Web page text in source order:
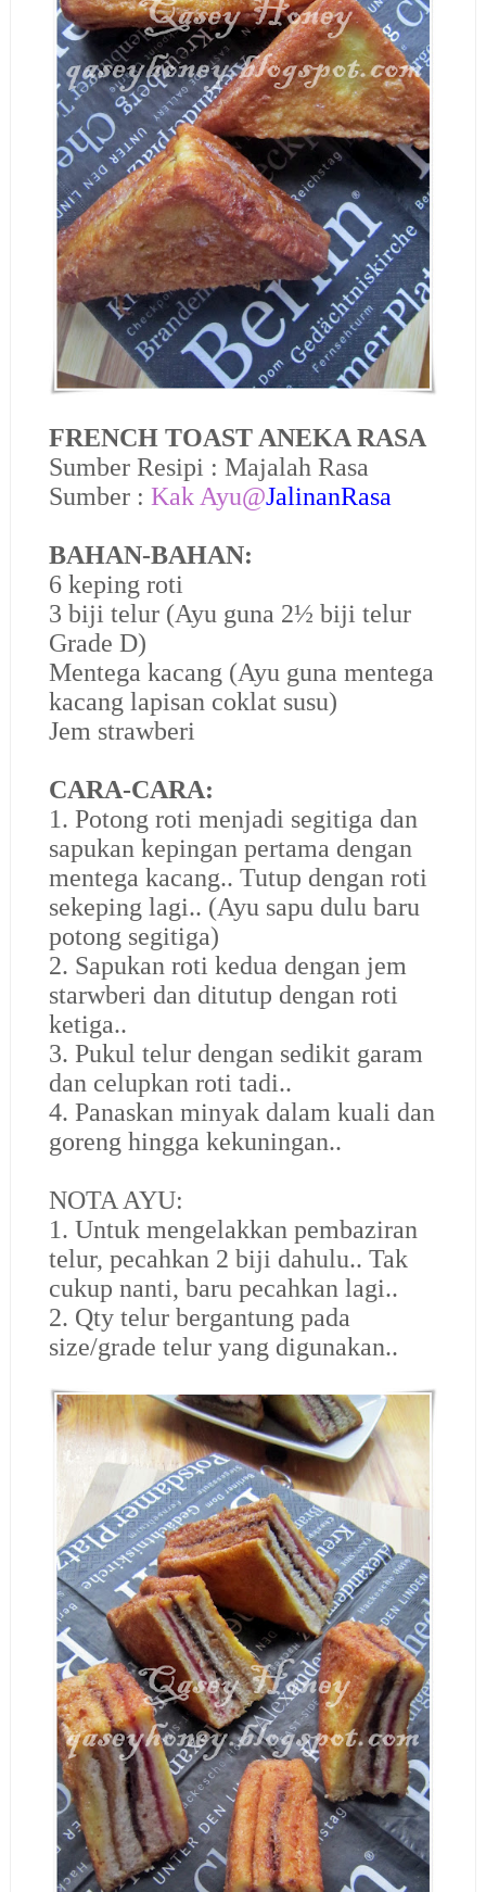
FRENCH TOAST ANEKA RASA
Sumber Resipi : Majalah Rasa
Sumber : Kak Ayu@JalinanRasa
BAHAN-BAHAN:
6 keping roti
3 biji telur (Ayu guna 2½ biji telur
Grade D)
Mentega kacang (Ayu guna mentega
kacang lapisan coklat susu)
Jem strawberi
CARA-CARA:
1. Potong roti menjadi segitiga dan
sapukan kepingan pertama dengan
mentega kacang.. Tutup dengan roti
sekeping lagi.. (Ayu sapu dulu baru
potong segitiga)
2. Sapukan roti kedua dengan jem
starwberi dan ditutup dengan roti
ketiga..
3. Pukul telur dengan sedikit garam
dan celupkan roti tadi..
4. Panaskan minyak dalam kuali dan
goreng hingga kekuningan..
NOTA AYU:
1. Untuk mengelakkan pembaziran
telur, pecahkan 2 biji dahulu.. Tak
cukup nanti, baru pecahkan lagi..
2. Qty telur bergantung pada
size/grade telur yang digunakan..